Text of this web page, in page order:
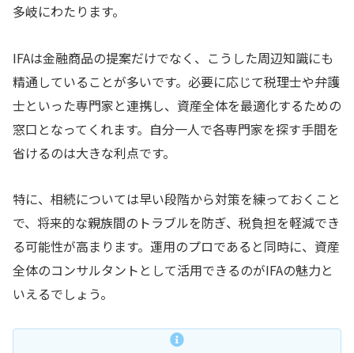
多岐にわたります。
IFAは金融商品の提案だけでなく、こうした周辺知識にも
精通していることが多いです。必要に応じて税理士や弁護
士といった専門家と連携し、資産全体を最適化するための
窓口となってくれます。自分一人で各専門家を探す手間を
省けるのは大きな利点です。
特に、相続については早い段階から対策を練っておくこと
で、将来的な親族間のトラブルを防ぎ、税負担を軽減でき
る可能性が高まります。運用のプロであると同時に、資産
全体のコンサルタントとして活用できるのがIFAの魅力と
いえるでしょう。